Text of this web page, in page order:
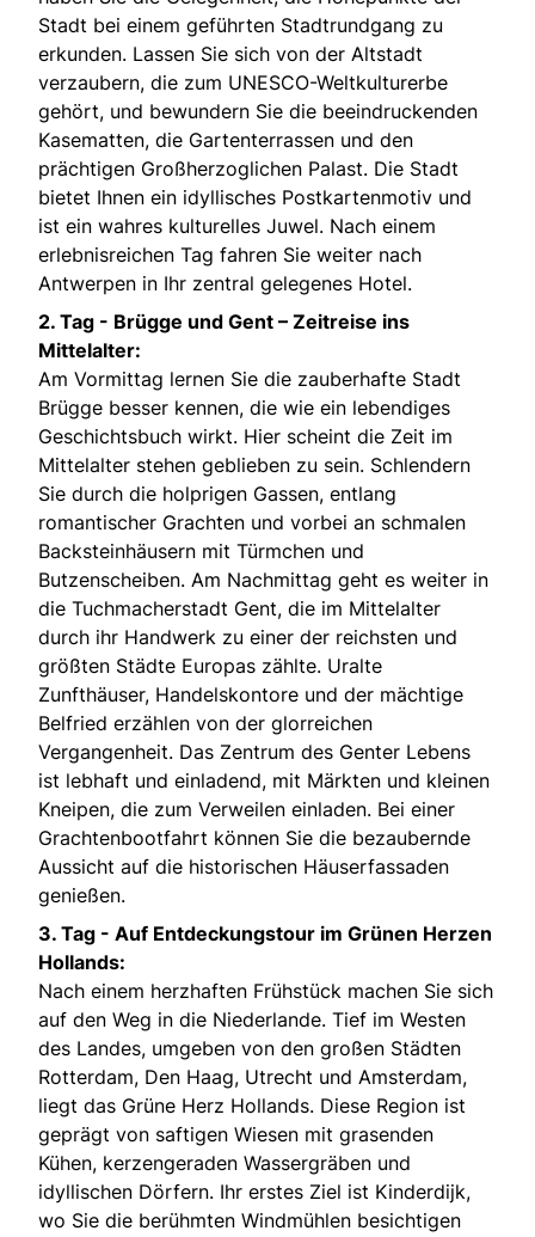
Stadt bei einem geführten Stadtrundgang zu
erkunden. Lassen Sie sich von der Altstadt
verzaubern, die zum UNESCO-Weltkulturerbe
gehört, und bewundern Sie die beeindruckenden
Kasematten, die Gartenterrassen und den
prächtigen Großherzoglichen Palast. Die Stadt
bietet Ihnen ein idyllisches Postkartenmotiv und
ist ein wahres kulturelles Juwel. Nach einem
erlebnisreichen Tag fahren Sie weiter nach
Antwerpen in Ihr zentral gelegenes Hotel.
2. Tag - Brügge und Gent – Zeitreise ins
Mittelalter:
Am Vormittag lernen Sie die zauberhafte Stadt
Brügge besser kennen, die wie ein lebendiges
Geschichtsbuch wirkt. Hier scheint die Zeit im
Mittelalter stehen geblieben zu sein. Schlendern
Sie durch die holprigen Gassen, entlang
romantischer Grachten und vorbei an schmalen
Backsteinhäusern mit Türmchen und
Butzenscheiben. Am Nachmittag geht es weiter in
die Tuchmacherstadt Gent, die im Mittelalter
durch ihr Handwerk zu einer der reichsten und
größten Städte Europas zählte. Uralte
Zunfthäuser, Handelskontore und der mächtige
Belfried erzählen von der glorreichen
Vergangenheit. Das Zentrum des Genter Lebens
ist lebhaft und einladend, mit Märkten und kleinen
Kneipen, die zum Verweilen einladen. Bei einer
Grachtenbootfahrt können Sie die bezaubernde
Aussicht auf die historischen Häuserfassaden
genießen.
3. Tag - Auf Entdeckungstour im Grünen Herzen
Hollands:
Nach einem herzhaften Frühstück machen Sie sich
auf den Weg in die Niederlande. Tief im Westen
des Landes, umgeben von den großen Städten
Rotterdam, Den Haag, Utrecht und Amsterdam,
liegt das Grüne Herz Hollands. Diese Region ist
geprägt von saftigen Wiesen mit grasenden
Kühen, kerzengeraden Wassergräben und
idyllischen Dörfern. Ihr erstes Ziel ist Kinderdijk,
wo Sie die berühmten Windmühlen besichtigen